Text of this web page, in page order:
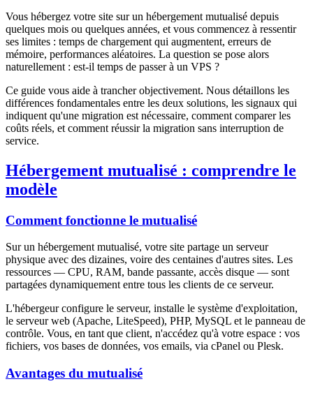
Vous hébergez votre site sur un hébergement mutualisé depuis
quelques mois ou quelques années, et vous commencez à ressentir
ses limites : temps de chargement qui augmentent, erreurs de
mémoire, performances aléatoires. La question se pose alors
naturellement : est-il temps de passer à un VPS ?
Ce guide vous aide à trancher objectivement. Nous détaillons les
différences fondamentales entre les deux solutions, les signaux qui
indiquent qu'une migration est nécessaire, comment comparer les
coûts réels, et comment réussir la migration sans interruption de
service.
Hébergement mutualisé : comprendre le
modèle
Comment fonctionne le mutualisé
Sur un hébergement mutualisé, votre site partage un serveur
physique avec des dizaines, voire des centaines d'autres sites. Les
ressources — CPU, RAM, bande passante, accès disque — sont
partagées dynamiquement entre tous les clients de ce serveur.
L'hébergeur configure le serveur, installe le système d'exploitation,
le serveur web (Apache, LiteSpeed), PHP, MySQL et le panneau de
contrôle. Vous, en tant que client, n'accédez qu'à votre espace : vos
fichiers, vos bases de données, vos emails, via cPanel ou Plesk.
Avantages du mutualisé